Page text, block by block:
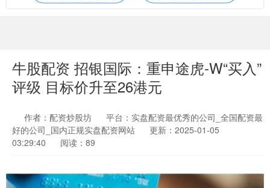
牛股配资 招银国际：重申途虎-W“买入”
评级 目标价升至26港元
作者：配资炒股坊
平台：实盘配资最优秀的公司_全国配资最
好的公司_国内正规实盘配资网站
更新：2025-01-05
03:29:40
阅读：89